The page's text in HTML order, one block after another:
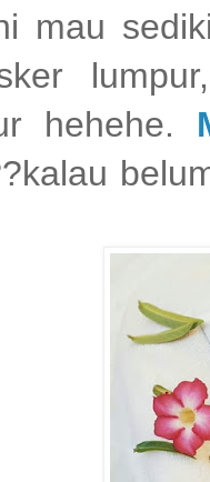
mau
hehehe.